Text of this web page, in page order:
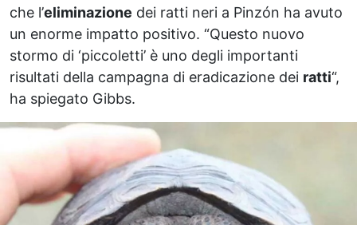
che l’eliminazione dei ratti neri a Pinzón ha avuto
un enorme impatto positivo. “Questo nuovo
stormo di ‘piccoletti’ è uno degli importanti
risultati della campagna di eradicazione dei ratti“,
ha spiegato Gibbs.